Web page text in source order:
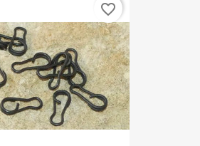
favorite_border